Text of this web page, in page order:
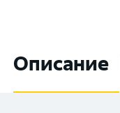
Описание